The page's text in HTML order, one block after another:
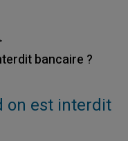
bancaire ?
on est interdit